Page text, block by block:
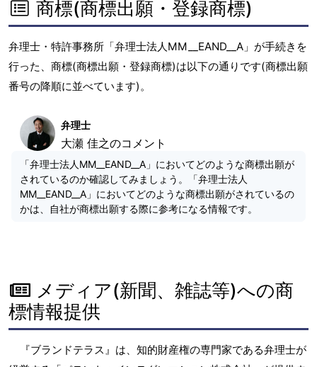
商標(商標出願・登録商標)
弁理士・特許事務所「弁理士法人MM__EAND__A」が手続きを
行った、商標(商標出願・登録商標)は以下の通りです(商標出願
番号の降順に並べています)。
弁理士
大瀬 佳之のコメント
「弁理士法人MM__EAND__A」においてどのような商標出願が
されているのか確認してみましょう。「弁理士法人
MM__EAND__A」においてどのような商標出願がされているの
かは、自社が商標出願する際に参考になる情報です。
メディア(新聞、雑誌等)への商
標情報提供
『ブランドテラス』は、知的財産権の専門家である弁理士が